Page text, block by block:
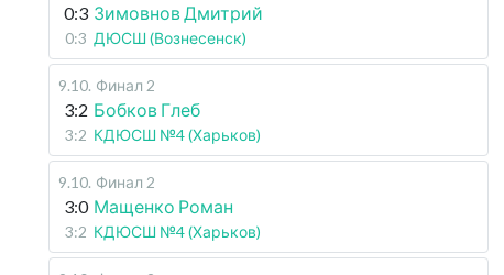
0:3 Зимовнов Дмитрий
0:3 ДЮСШ (Вознесенск)
9.10. Финал 2
3:2 Бобков Глеб
3:2 КДЮСШ №4 (Харьков)
9.10. Финал 2
3:0 Мащенко Роман
3:2 КДЮСШ №4 (Харьков)